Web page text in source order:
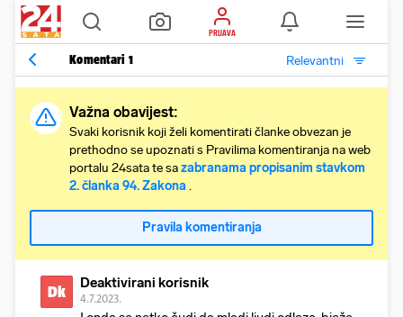
PRIJAVA
Komentari 1 Relevantni
Važna obavijest:
Svaki korisnik koji želi komentirati članke obvezan je
prethodno se upoznati s Pravilima komentiranja na web
portalu 24sata te sazabranama propisanim stavkom
2. članka 94. Zakona .
Pravila komentiranja
Dk Deaktivirani korisnik
4.7.2023.